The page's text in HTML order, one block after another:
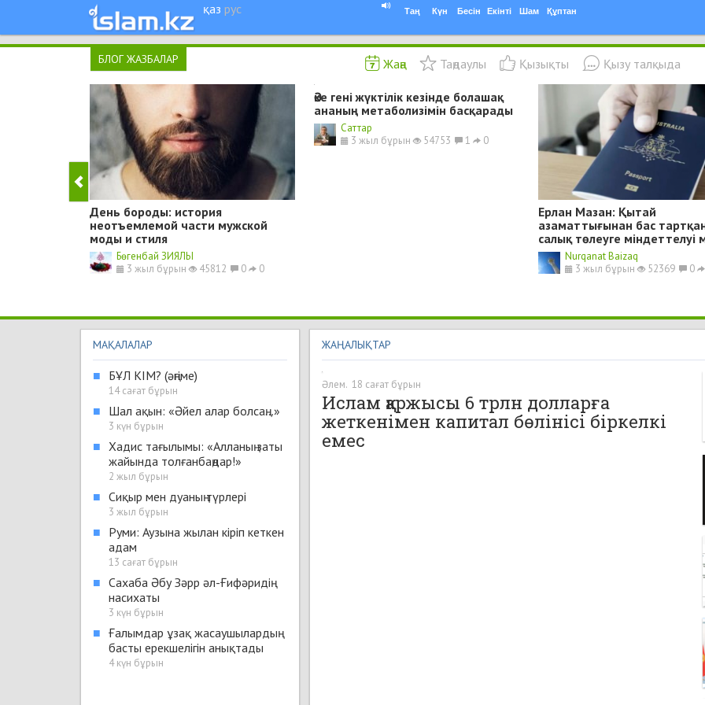
қаз рус Таң Күн Бесін Екінті Шам Құптан
БЛОГ ЖАЗБАЛАР Жаңа Таңдаулы Қызықты Қызу талқыда
День бороды: история
неотъемлемой части мужской
моды и стиля
Бөгенбай ЗИЯЛЫ
3 жыл бұрын
45812 0 0
Әке гені жүктілік кезінде болашақ
ананың метаболизімін басқарады
Cаттар
3 жыл бұрын
54753 1 0
Ерлан Мазан: Қытай
азаматтығынан бас
салық төлеуге міндеттелуі
Nurqanat Baizaq
3 жыл бұрын
52369 0
ЖАҢАЛЫҚТАР
Әлем. 18 сағат бұрын
Ислам қаржысы 6 трлн долларға
жеткенімен капитал бөлінісі біркелкі
емес
МАҚАЛАЛАР
■ БҰЛ КІМ? (әңгіме)
14 сағат бұрын
■ Шал ақын: «Әйел алар болсаң...»
3 күн бұрын
■ Хадис тағылымы: «Алланың заты
жайында толғанбаңдар!»
2 жыл бұрын
■ Сиқыр мен дуаның түрлері
3 жыл бұрын
■ Руми: Аузына жылан кіріп кеткен
адам
13 сағат бұрын
■ Сахаба Әбу Зәрр әл-Ғифәридің
насихаты
3 күн бұрын
■ Ғалымдар ұзақ жасаушылардың
басты ерекшелігін анықтады
4 күн бұрын